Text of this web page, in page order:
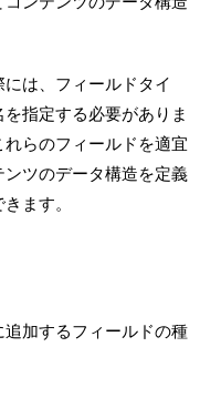
は、フィールドタイ
指定する必要がありま
らのフィールドを適宜
ツのデータ構造を定義
ます。
加するフィールドの種